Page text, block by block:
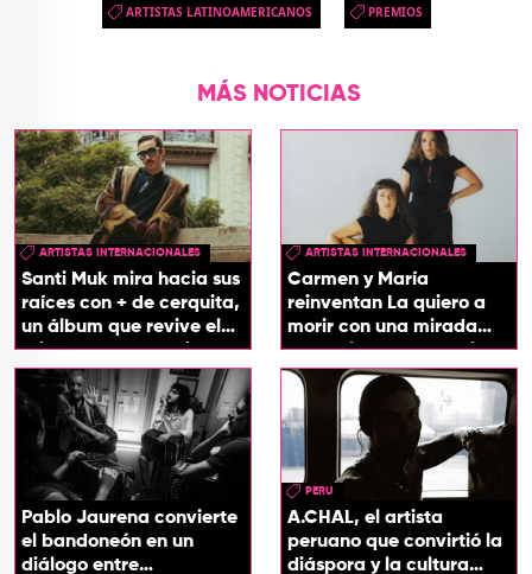
ARTISTAS LATINOAMERICANOS PREMIOS
MÁS NOTICIAS
ARTISTAS INTERNACIONALES
Santi Muk mira hacia sus
raíces con + de cerquita,
un álbum que revive el
origen de sus canciones
ARTISTAS INTERNACIONALES
Carmen y María
reinventan La quiero a
morir con una mirada
entre el flamenco y el
soul
Pablo Jaurena convierte
el bandoneón en un
diálogo entre
PERU
A.CHAL, el artista
peruano que convirtió la
diáspora y la cultura